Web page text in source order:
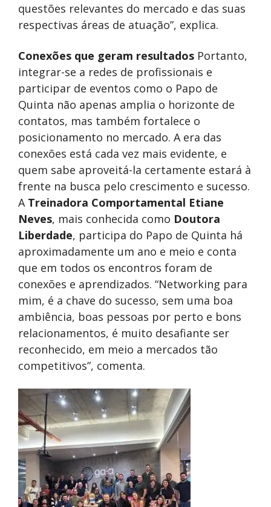
questões relevantes do mercado e das suas
respectivas áreas de atuação”, explica.
Conexões que geram resultados Portanto,
integrar-se a redes de profissionais e
participar de eventos como o Papo de
Quinta não apenas amplia o horizonte de
contatos, mas também fortalece o
posicionamento no mercado. A era das
conexões está cada vez mais evidente, e
quem sabe aproveitá-la certamente estará à
frente na busca pelo crescimento e sucesso.
A Treinadora Comportamental Etiane
Neves, mais conhecida como Doutora
Liberdade, participa do Papo de Quinta há
aproximadamente um ano e meio e conta
que em todos os encontros foram de
conexões e aprendizados. “Networking para
mim, é a chave do sucesso, sem uma boa
ambiência, boas pessoas por perto e bons
relacionamentos, é muito desafiante ser
reconhecido, em meio a mercados tão
competitivos”, comenta.